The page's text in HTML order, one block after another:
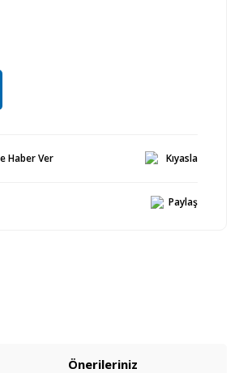
Haber Ver Kıyasla
Paylaş
Önerileriniz